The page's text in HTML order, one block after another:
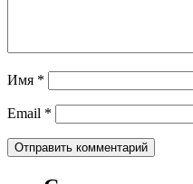
Имя *
Email *